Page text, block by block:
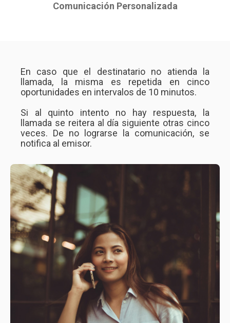
Comunicación Personalizada
En caso que el destinatario no atienda la
llamada, la misma es repetida en cinco
oportunidades en intervalos de 10 minutos.
Si al quinto intento no hay respuesta, la
llamada se reitera al día siguiente otras cinco
veces. De no lograrse la comunicación, se
notifica al emisor.